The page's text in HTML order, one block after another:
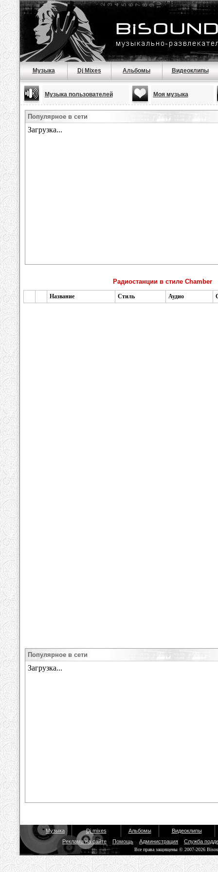
Музыка Dj Mixes Альбомы Видеоклипы
Музыка пользователей Моя музыка
Популярное в сети
Радиостанции в стиле Chamber
Название Стиль Аудио
Популярное в сети
Музыка Dj mixes Альбомы
Видеоклипы
Реклама на сайте
Помощь Администрация Служба
Все права защищены © 2007-2026